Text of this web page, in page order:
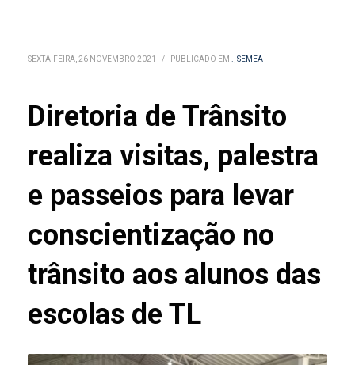
SEXTA-FEIRA, 26 NOVEMBRO 2021 / PUBLICADO EM .,SEMEA
Diretoria de Trânsito
realiza visitas, palestra
e passeios para levar
conscientização no
trânsito aos alunos das
escolas de TL